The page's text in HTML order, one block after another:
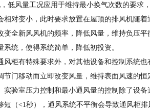
低风量工况应用于维持最小换气次数的要求
相对变小，此时要求放置在屋顶的排风机随
变全新风风机的频率，降低风量，维持负压
统，使得系统简单，降低初投资。
风柜有特殊要求外，对其他设备和控制系统
节门移动而立即改变风量，维持表面风速的
实验室压力控制和最小通风量的控制除了设
短（<1秒），通风系统不平衡会导致通风柜